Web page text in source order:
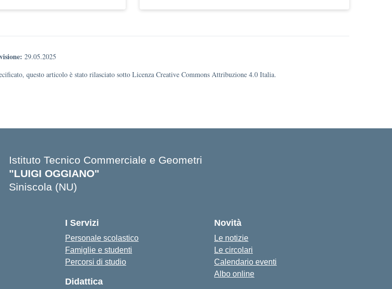
29.05.2025
questo articolo è stato rilasciato sotto Licenza Creative Commons Attribuzione 4.0 Italia.
Istituto Tecnico Commerciale e Geometri
"LUIGI OGGIANO"
Siniscola (NU)
I Servizi
Personale scolastico
Famiglie e studenti
Percorsi di studio
Didattica
Novità
Le notizie
Le circolari
Calendario eventi
Albo online